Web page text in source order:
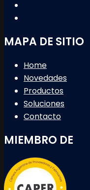
MAPA DE SITIO
Home
Novedades
Productos
Soluciones
Contacto
MIEMBRO DE